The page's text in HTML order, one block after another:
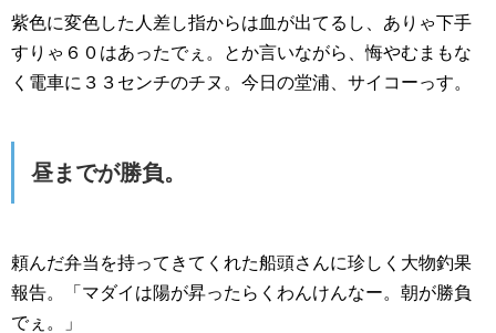
紫色に変色した人差し指からは血が出てるし、ありゃ下手
すりゃ６０はあったでぇ。とか言いながら、悔やむまもな
く電車に３３センチのチヌ。今日の堂浦、サイコーっす。
昼までが勝負。
頼んだ弁当を持ってきてくれた船頭さんに珍しく大物釣果
報告。「マダイは陽が昇ったらくわんけんなー。朝が勝負
でぇ。」